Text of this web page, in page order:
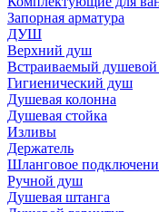
Запорная арматура
ДУШ
Верхний душ
Встраиваемый душевой
Гигиенический душ
Душевая колонна
Душевая стойка
Изливы
Держатель
Шланговое
Ручной душ
Душевая штанга